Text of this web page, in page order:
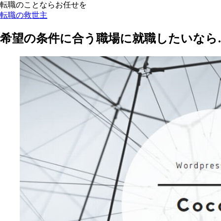
転職のことならお任せを
転職の救世主
希望の条件に合う職場に就職したいな